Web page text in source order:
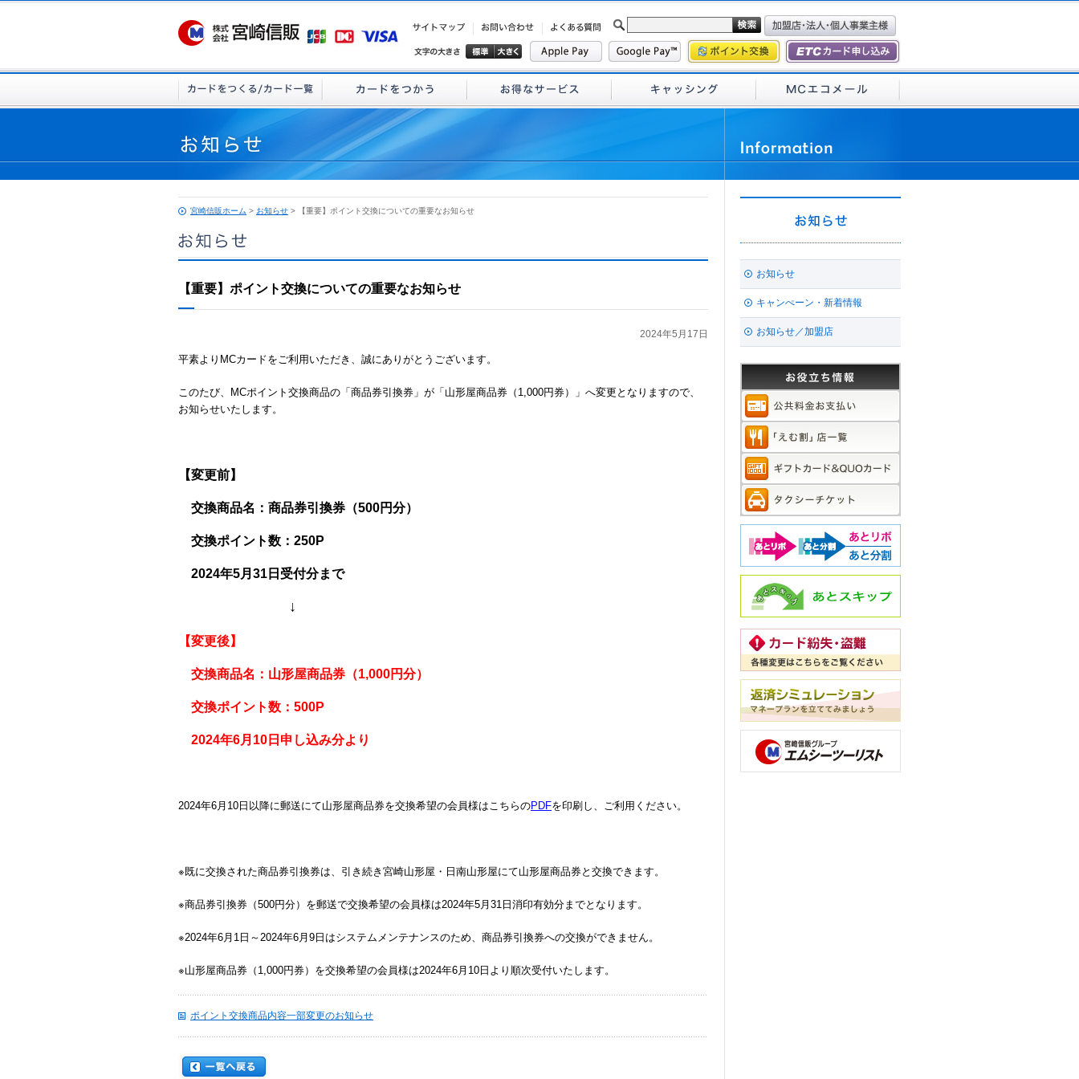
宮崎信販ホーム > お知らせ > 【重要】ポイント交換についての重要なお知らせ
【重要】ポイント交換についての重要なお知らせ
2024年5月17日
平素よりMCカードをご利用いただき、誠にありがとうございます。
このたび、MCポイント交換商品の「商品券引換券」が「山形屋商品券（1,000円券）」へ変更となりますので、
お知らせいたします。
【変更前】
交換商品名：商品券引換券（500円分）
交換ポイント数：250P
2024年5月31日受付分まで
↓
【変更後】
交換商品名：山形屋商品券（1,000円分）
交換ポイント数：500P
2024年6月10日申し込み分より
2024年6月10日以降に郵送にて山形屋商品券を交換希望の会員様はこちらのPDFを印刷し、ご利用ください。
※既に交換された商品券引換券は、引き続き宮崎山形屋・日南山形屋にて山形屋商品券と交換できます。
※商品券引換券（500円分）を郵送で交換希望の会員様は2024年5月31日消印有効分までとなります。
※2024年6月1日～2024年6月9日はシステムメンテナンスのため、商品券引換券への交換ができません。
※山形屋商品券（1,000円券）を交換希望の会員様は2024年6月10日より順次受付いたします。
ポイント交換商品内容一部変更のお知らせ
お知らせ
キャンぺーン・新着情報
お知らせ／加盟店